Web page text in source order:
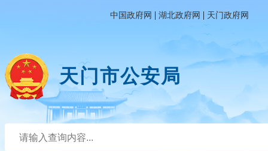
中国政府网 | 湖北政府网 | 天门政府网
天门市公安局